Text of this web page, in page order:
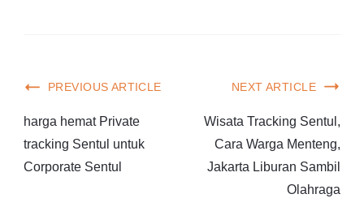
PREVIOUS ARTICLE
harga hemat Private
tracking Sentul untuk
Corporate Sentul
NEXT ARTICLE
Wisata Tracking Sentul,
Cara Warga Menteng,
Jakarta Liburan Sambil
Olahraga